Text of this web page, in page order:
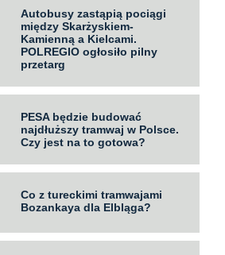
Autobusy zastąpią pociągi
między Skarżyskiem-
Kamienną a Kielcami.
POLREGIO ogłosiło pilny
przetarg
PESA będzie budować
najdłuższy tramwaj w Polsce.
Czy jest na to gotowa?
Co z tureckimi tramwajami
Bozankaya dla Elbląga?